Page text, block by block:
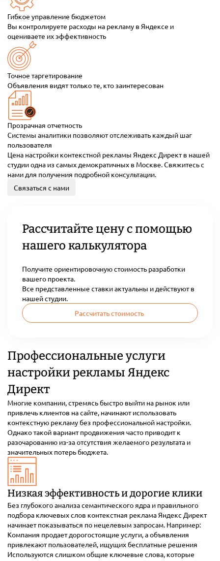
Гибкое управление бюджетом
Вы контролируете расходы на рекламу в Яндексе и
оцениваете их эффективность
Точное таргетирование
Объявления видят только те, кто заинтересован
Прозрачная отчетность
Системы аналитики позволяют отслеживать каждый шаг
пользователя
Цена настройки контекстной рекламы Яндекс Директ в нашей
студии одна из самых демократичных в Москве. Свяжитесь с
нами для получения подробной консультации.
Связаться с нами
Рассчитайте цену с помощью
нашего калькулятора
Получите ориентировочную стоимость разработки
вашего проекта.
Все представленные ставки актуальны и действуют в
нашей студии.
Рассчитать стоимость
Профессиональные услуги
настройки рекламы Яндекс
Директ
Многие компании, стремясь быстро выйти на рынок или
привлечь клиентов на сайте, начинают использовать
контекстную рекламу без профессиональной настройки.
Однако такой вариант продвижения часто приводит к
разочарованию из-за отсутствия желаемого результата и
значительных потерь бюджета.
Низкая эффективность и дорогие клики
Без глубокого анализа семантического ядра и правильного
подбора ключевых слов контекстная реклама Яндекс Директ
начинает показываться по нецелевым запросам. Например:
Компания продает дорогостоящие услуги, а объявления
привлекают пользователей, ищущих бесплатные решения
Используются слишком общие ключевые слова, которые